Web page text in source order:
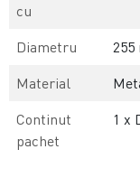
cu
Diametru
Material
Continut
pachet
1 x